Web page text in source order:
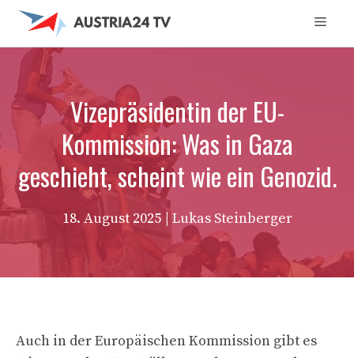
Zum
Inhalt
springen
Vizepräsidentin der EU-
Kommission: Was in Gaza
geschieht, scheint wie ein Genozid.
18. August 2025 | Lukas Steinberger
Auch in der Europäischen Kommission gibt es